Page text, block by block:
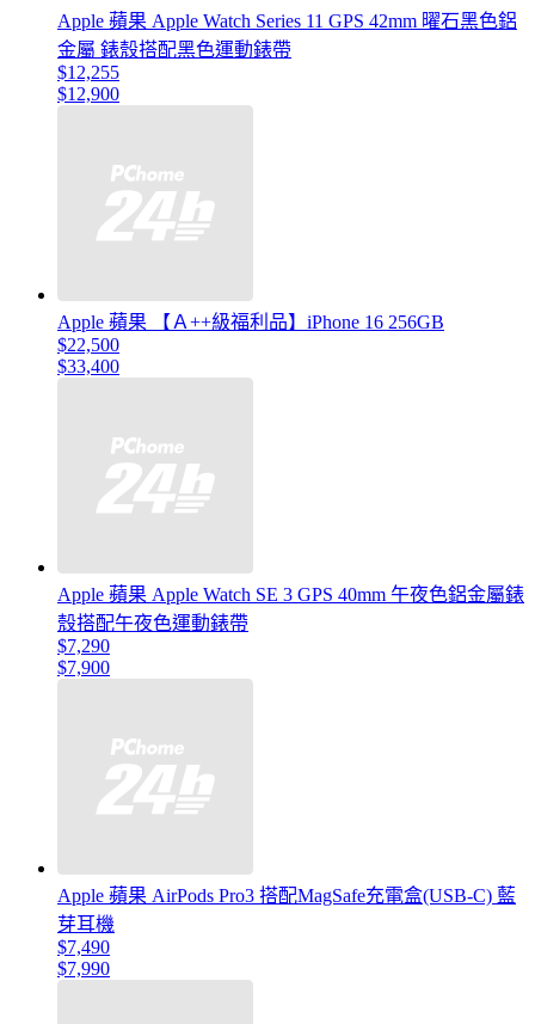
Apple 蘋果 Apple Watch Series 11 GPS 42mm 曜石黑色鋁
金屬 錶殼搭配黑色運動錶帶
$12,255
$12,900
Apple 蘋果 【Ａ++級福利品】iPhone 16 256GB
$22,500
$33,400
Apple 蘋果 Apple Watch SE 3 GPS 40mm 午夜色鋁金屬錶
殼搭配午夜色運動錶帶
$7,290
$7,900
Apple 蘋果 AirPods Pro3 搭配MagSafe充電盒(USB-C) 藍
芽耳機
$7,490
$7,990